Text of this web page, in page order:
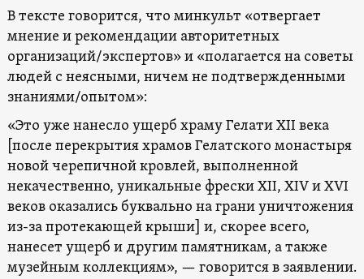
В тексте говорится, что минкульт «отвергает
мнение и рекомендации авторитетных
организаций/экспертов» и «полагается на советы
людей с неясными, ничем не подтвержденными
знаниями/опытом»:
«Это уже нанесло ущерб храму Гелати XII века
[после перекрытия храмов Гелатского монастыря
новой черепичной кровлей, выполненной
некачественно, уникальные фрески XII, XIV и XVI
веков оказались буквально на грани уничтожения
из-за протекающей крыши] и, скорее всего,
нанесет ущерб и другим памятникам, а также
музейным коллекциям», — говорится в заявлении.